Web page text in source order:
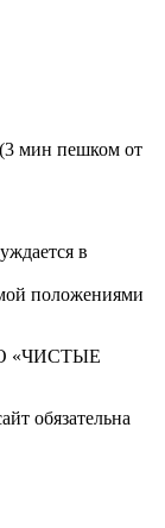
(3 мин пешком от
в
положениями
«ЧИСТЫЕ
обязательна